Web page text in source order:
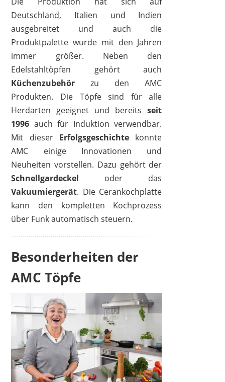
Deutschland, Italien und Indien
ausgebreitet und auch die
Produktpalette wurde mit den Jahren
immer größer. Neben den
Edelstahltöpfen gehört auch
Küchenzubehör zu den AMC
Produkten. Die Töpfe sind für alle
Herdarten geeignet und bereitsseit
1996 auch für Induktion verwendbar.
Mit dieser Erfolgsgeschichte konnte
AMC einige Innovationen und
Neuheiten vorstellen. Dazu gehört der
Schnellgardeckel oder das
Vakuumiergerät. Die Cerankochplatte
kann den kompletten Kochprozess
über Funk automatisch steuern.
Besonderheiten der
AMC Töpfe